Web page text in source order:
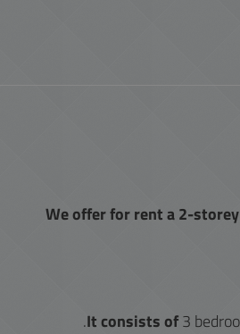
We offer for rent a 2-
It consists of3